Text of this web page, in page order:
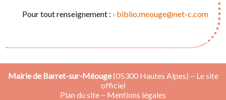
Pour tout renseignement : biblio.meouge@net-c.com
Mairie de Barret-sur-Méouge(05300 Hautes Alpes) ~ Le site
officiel
Plan du site ~ Mentions légales